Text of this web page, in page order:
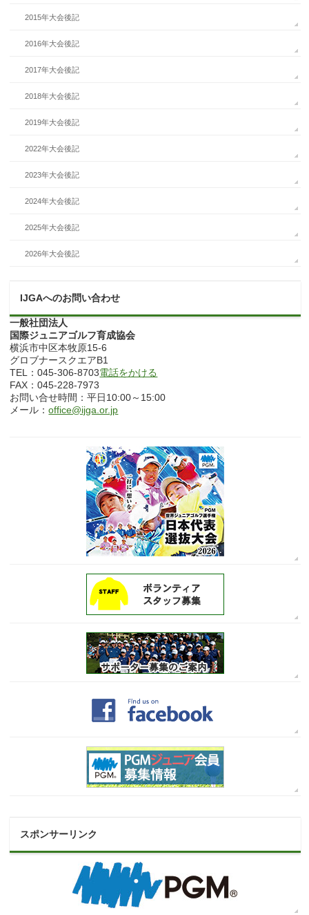
2015年大会後記
2016年大会後記
2017年大会後記
2018年大会後記
2019年大会後記
2022年大会後記
2023年大会後記
2024年大会後記
2025年大会後記
2026年大会後記
IJGAへのお問い合わせ
一般社団法人
国際ジュニアゴルフ育成協会
横浜市中区本牧原15-6
グロブナースクエアB1
TEL：045-306-8703電話をかける
FAX：045-228-7973
お問い合せ時間：平日10:00～15:00
メール：office@ijga.or.jp
スポンサーリンク